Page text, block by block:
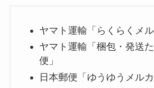
ヤマト運輸「らくらくメル
ヤマト運輸「梱包・発送
便」
日本郵便「ゆうゆうメルカ